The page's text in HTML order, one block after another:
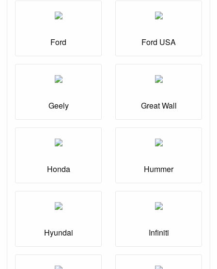
Ford Ford USA
Geely Great Wall
Honda Hummer
Hyundai Infiniti